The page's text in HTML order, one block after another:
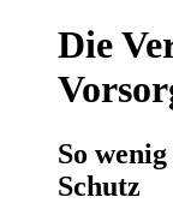
Die
So
Schutz